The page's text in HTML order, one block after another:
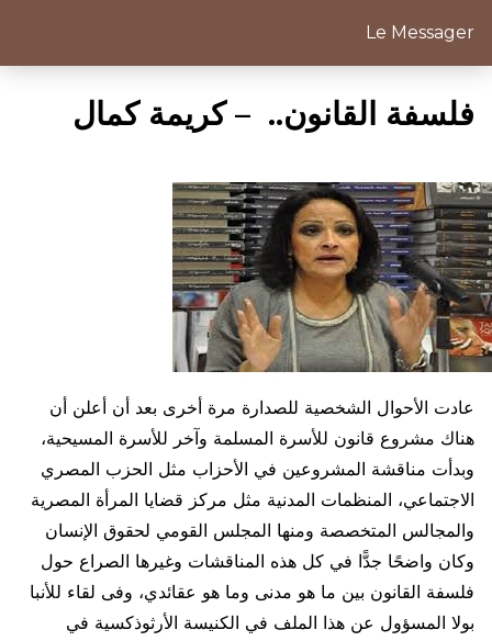
Le Messager
فلسفة القانون.. – كريمة كمال
عادت الأحوال الشخصية للصدارة مرة أخرى بعد أن أعلن أن
هناك مشروع قانون للأسرة المسلمة وآخر للأسرة المسيحية،
وبدأت مناقشة المشروعين في الأحزاب مثل الحزب المصري
الاجتماعي، المنظمات المدنية مثل مركز قضايا المرأة المصرية
والمجالس المتخصصة ومنها المجلس القومي لحقوق الإنسان
وكان واضحًا جدًّا في كل هذه المناقشات وغيرها الصراع حول
فلسفة القانون بين ما هو مدنى وما هو عقائدي، وفى لقاء للأنبا
بولا المسؤول عن هذا الملف في الكنيسة الأرثوذكسية في